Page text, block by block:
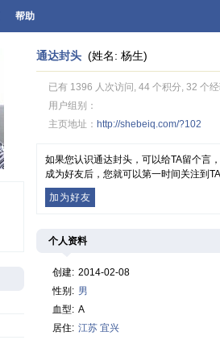
帮助
通达封头 (姓名: 杨生)
已有 1396 人次访问, 44 个积分, 32 个
用户组别：
主页地址： http://shebeiq.com/?102
如果您认识通达封头，可以给TA留个言
成为好友后，您就可以第一时间关注到
加为好友
个人资料
创建: 2014-02-08
性别: 男
血型: A
居住: 江苏 宜兴